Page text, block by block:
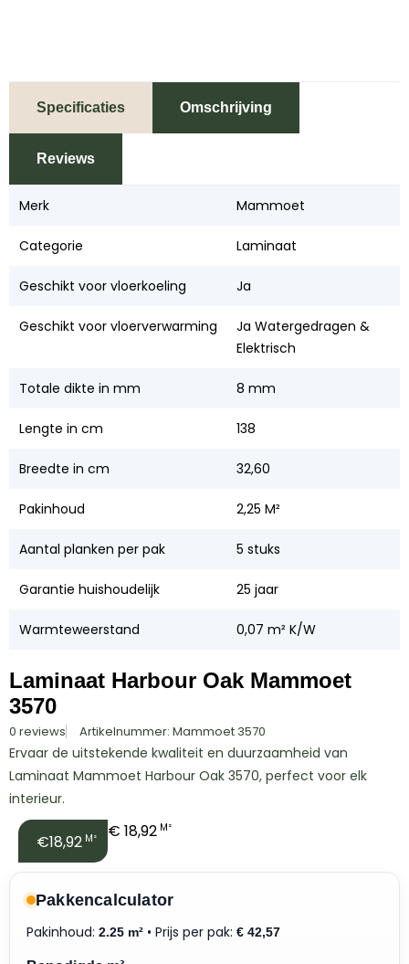
Specificaties Omschrijving
Reviews
Merk Mammoet
Categorie Laminaat
Geschikt voor vloerkoeling Ja
Geschikt voor vloerverwarming
Ja Watergedragen &
Elektrisch
Totale dikte in mm 8 mm
Lengte in cm 138
Breedte in cm 32,60
Pakinhoud 2,25 M²
Aantal planken per pak 5 stuks
Garantie huishoudelijk 25 jaar
Warmteweerstand 0,07 m² K/W
Laminaat Harbour Oak Mammoet
3570
0 reviews Artikelnummer: Mammoet 3570
Ervaar de uitstekende kwaliteit en duurzaamheid van
Laminaat Mammoet Harbour Oak 3570, perfect voor elk
interieur.
€18,92 M² € 18,92 M²
Pakkencalculator
Pakinhoud: 2.25 m² • Prijs per pak: € 42,57